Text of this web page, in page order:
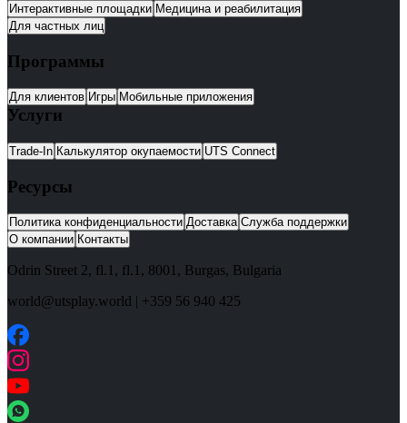
Интерактивные площадки Медицина и реабилитация
Для частных лиц
Программы
Для клиентов Игры Мобильные приложения
Услуги
Trade-In Калькулятор окупаемости UTS Connect
Ресурсы
Политика конфиденциальности Доставка Служба поддержки
О компании Контакты
Odrin Street 2, fl.1 , fl.1, 8001 , Burgas, Bulgaria
world@utsplay.world | +359 56 940 425